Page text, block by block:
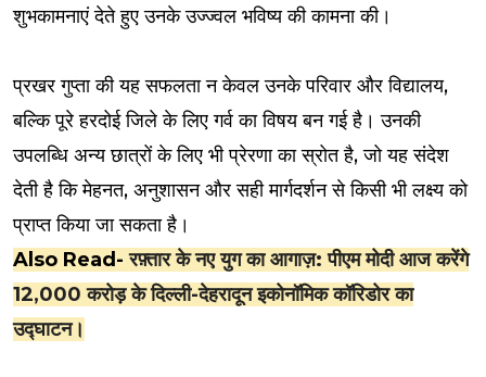
शुभकामनाएं देते हुए उनके उज्ज्वल भविष्य की कामना की।
प्रखर गुप्ता की यह सफलता न केवल उनके परिवार और विद्यालय,
बल्कि पूरे हरदोई जिले के लिए गर्व का विषय बन गई है। उनकी
उपलब्धि अन्य छात्रों के लिए भी प्रेरणा का स्रोत है, जो यह संदेश
देती है कि मेहनत, अनुशासन और सही मार्गदर्शन से किसी भी लक्ष्य को
प्राप्त किया जा सकता है।
Also Read-रफ़्तार के नए युग का आगाज़: पीएम मोदी आज करेंगे
12,000 करोड़ के दिल्ली-देहरादून इकोनॉमिक कॉरिडोर का
उद्घाटन।